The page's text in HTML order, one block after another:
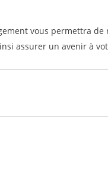
vous permettra de
assurer un avenir à